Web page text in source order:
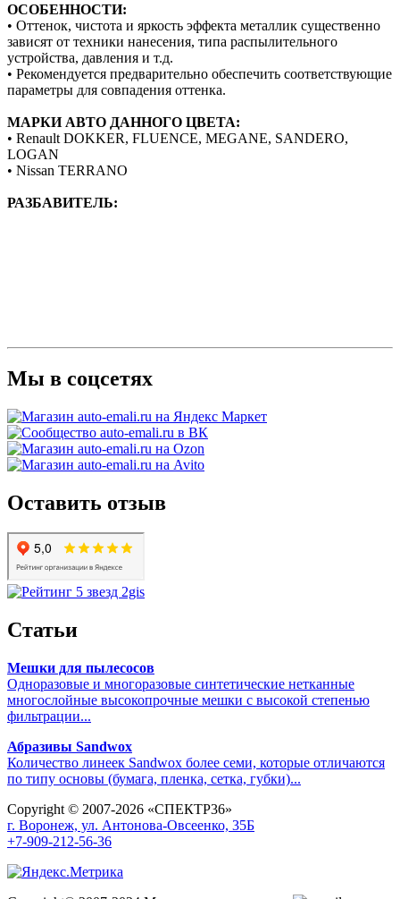
ОСОБЕННОСТИ:
• Оттенок, чистота и яркость эффекта металлик существенно
зависят от техники нанесения, типа распылительного
устройства, давления и т.д.
• Рекомендуется предварительно обеспечить соответствующие
параметры для совпадения оттенка.
МАРКИ АВТО ДАННОГО ЦВЕТА:
• Renault DOKKER, FLUENCE, MEGANE, SANDERO,
LOGAN
• Nissan TERRANO
РАЗБАВИТЕЛЬ:
Мы в соцсетях
Оставить отзыв
Статьи
Мешки для пылесосов
Одноразовые и многоразовые синтетические нетканные
многослойные высокопрочные мешки с высокой степенью
фильтрации...
Абразивы Sandwox
Количество линеек Sandwox более семи, которые отличаются
по типу основы (бумага, пленка, сетка, губки)...
Copyright © 2007-2026 «СПЕКТР36»
г. Воронеж, ул. Антонова-Овсеенко, 35Б
+7-909-212-56-36